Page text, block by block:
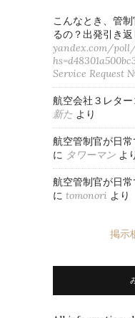
こんなとき、管
るの？出発引き
yandex.com/poll/
Service Request
航空会社３レタ
新た より
航空管制官が日
に タワーマン よ
航空管制官が日
に tomonori より
掲示